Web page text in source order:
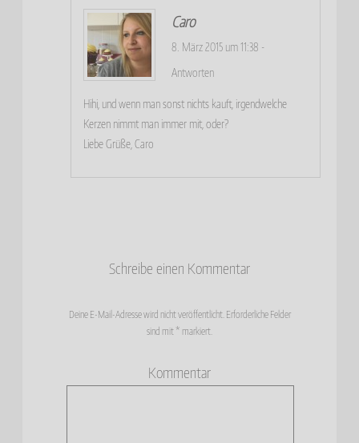
Caro
8. März 2015 um 11:38 -
Antworten
Hihi, und wenn man sonst nichts kauft, irgendwelche
Kerzen nimmt man immer mit, oder?
Liebe Grüße, Caro
Schreibe einen Kommentar
Deine E-Mail-Adresse wird nicht veröffentlicht.Erforderliche Felder
sind mit * markiert.
Kommentar